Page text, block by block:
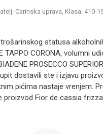
Carinska uprava, Klasa: 410-
statusa
TAPPO CORONA, volumni
PROSECCO
dostavili ste i izjavu
pićima nastaje vrenjem.
proizvod Fior de cassia